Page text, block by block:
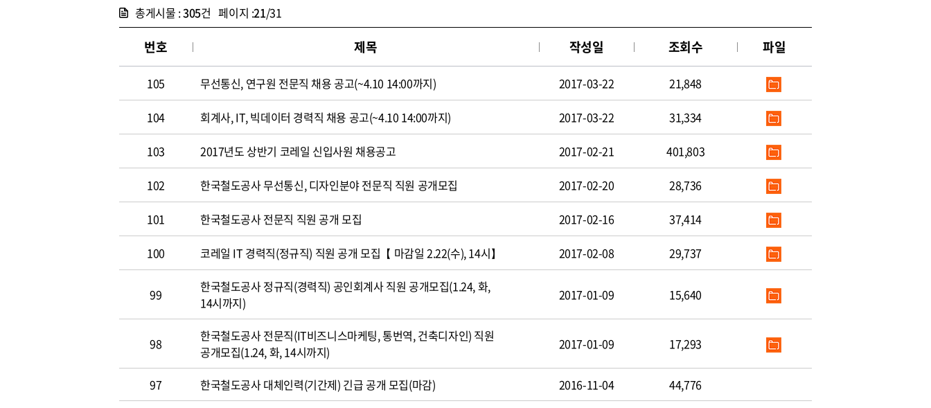
총게시물 :305건 페이지 :21/31
번호 제목 작성일 조회수 파일
105 무선통신, 연구원 전문직 채용 공고(~4.10 14:00까지) 2017-03-22 21,848
104 회계사, IT, 빅데이터 경력직 채용 공고(~4.10 14:00까지) 2017-03-22 31,334
103 2017년도 상반기 코레일 신입사원 채용공고 2017-02-21 401,803
102 한국철도공사 무선통신, 디자인분야 전문직 직원 공개모집 2017-02-20 28,736
101 한국철도공사 전문직 직원 공개 모집 2017-02-16 37,414
100 코레일 IT 경력직(정규직) 직원 공개 모집【 마감일 2.22(수), 14시】 2017-02-08 29,737
99
한국철도공사 정규직(경력직) 공인회계사 직원 공개모집(1.24, 화,
14시까지)
2017-01-09 15,640
98
한국철도공사 전문직(IT비즈니스마케팅, 통번역, 건축디자인) 직원
공개모집(1.24, 화, 14시까지)
2017-01-09 17,293
97 한국철도공사 대체인력(기간제) 긴급 공개 모집(마감) 2016-11-04
44,776